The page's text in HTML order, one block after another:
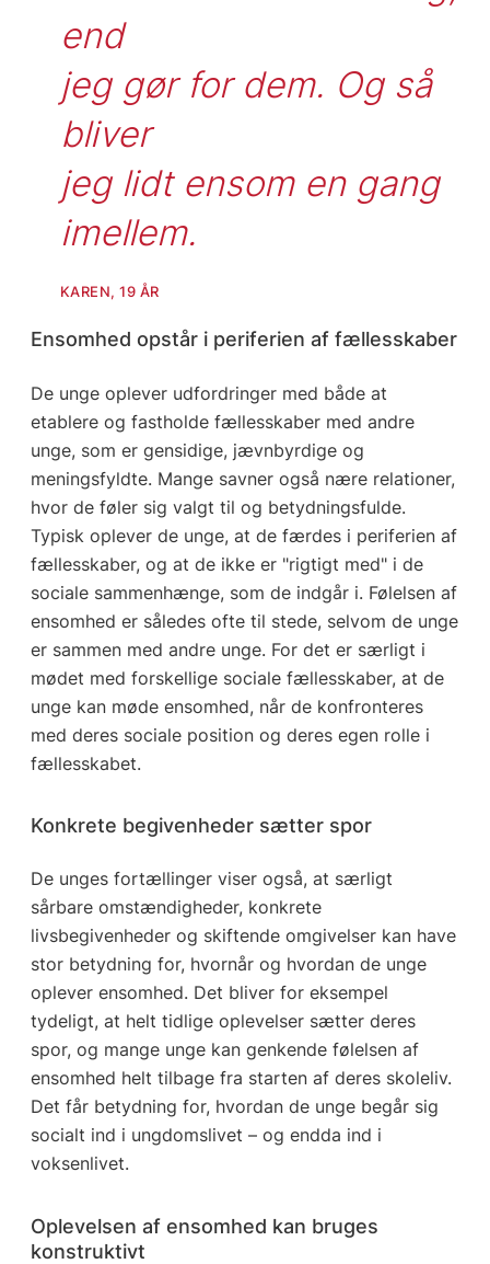
end
jeg gør for dem. Og så
bliver
jeg lidt ensom en gang
imellem.
KAREN, 19 ÅR
Ensomhed opstår i periferien af fællesskaber
De unge oplever udfordringer med både at
etablere og fastholde fællesskaber med andre
unge, som er gensidige, jævnbyrdige og
meningsfyldte. Mange savner også nære relationer,
hvor de føler sig valgt til og betydningsfulde.
Typisk oplever de unge, at de færdes i periferien af
fællesskaber, og at de ikke er "rigtigt med" i de
sociale sammenhænge, som de indgår i. Følelsen af
ensomhed er således ofte til stede, selvom de unge
er sammen med andre unge. For det er særligt i
mødet med forskellige sociale fællesskaber, at de
unge kan møde ensomhed, når de konfronteres
med deres sociale position og deres egen rolle i
fællesskabet.
Konkrete begivenheder sætter spor
De unges fortællinger viser også, at særligt
sårbare omstændigheder, konkrete
livsbegivenheder og skiftende omgivelser kan have
stor betydning for, hvornår og hvordan de unge
oplever ensomhed. Det bliver for eksempel
tydeligt, at helt tidlige oplevelser sætter deres
spor, og mange unge kan genkende følelsen af
ensomhed helt tilbage fra starten af deres skoleliv.
Det får betydning for, hvordan de unge begår sig
socialt ind i ungdomslivet – og endda ind i
voksenlivet.
Oplevelsen af ensomhed kan bruges
konstruktivt